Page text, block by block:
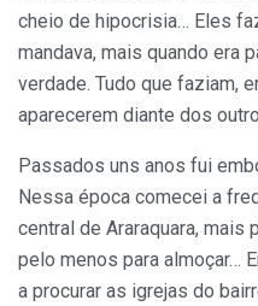
cheio de hipocrisia… Eles
mandava, mais quando era
verdade. Tudo que faziam,
aparecerem diante dos
Passados uns anos fui
Nessa época comecei a
central de Araraquara, mais
pelo menos para almoçar…
a procurar as igrejas do